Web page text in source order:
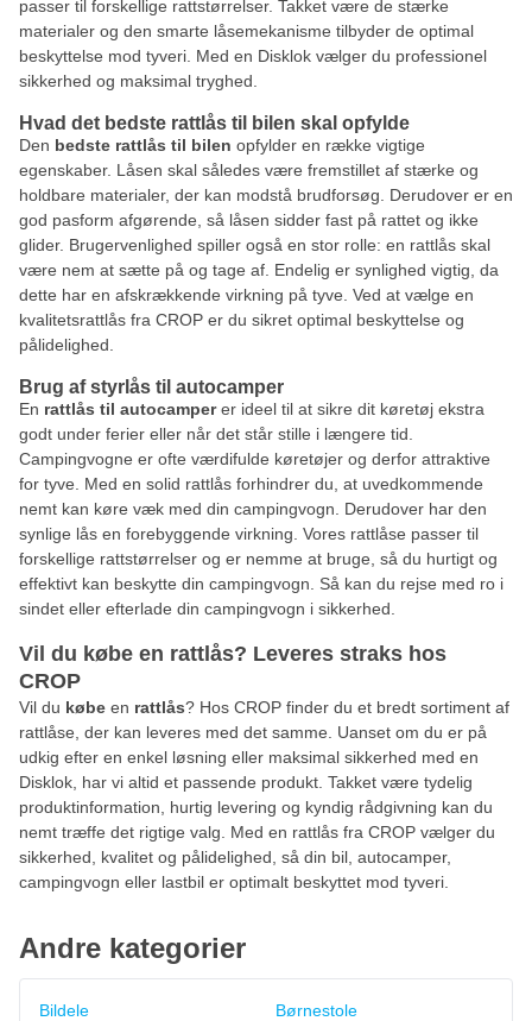
passer til forskellige rattstørrelser. Takket være de stærke
materialer og den smarte låsemekanisme tilbyder de optimal
beskyttelse mod tyveri. Med en Disklok vælger du professionel
sikkerhed og maksimal tryghed.
Hvad det bedste rattlås til bilen skal opfylde
Den bedste rattlås til bilen opfylder en række vigtige
egenskaber. Låsen skal således være fremstillet af stærke og
holdbare materialer, der kan modstå brudforsøg. Derudover er en
god pasform afgørende, så låsen sidder fast på rattet og ikke
glider. Brugervenlighed spiller også en stor rolle: en rattlås skal
være nem at sætte på og tage af. Endelig er synlighed vigtig, da
dette har en afskrækkende virkning på tyve. Ved at vælge en
kvalitetsrattlås fra CROP er du sikret optimal beskyttelse og
pålidelighed.
Brug af styrlås til autocamper
En rattlås til autocamperer ideel til at sikre dit køretøj ekstra
godt under ferier eller når det står stille i længere tid.
Campingvogne er ofte værdifulde køretøjer og derfor attraktive
for tyve. Med en solid rattlås forhindrer du, at uvedkommende
nemt kan køre væk med din campingvogn. Derudover har den
synlige lås en forebyggende virkning. Vores rattlåse passer til
forskellige rattstørrelser og er nemme at bruge, så du hurtigt og
effektivt kan beskytte din campingvogn. Så kan du rejse med ro i
sindet eller efterlade din campingvogn i sikkerhed.
Vil du købe en rattlås? Leveres straks hos
CROP
Vil du købe en rattlås? Hos CROP finder du et bredt sortiment af
rattlåse, der kan leveres med det samme. Uanset om du er på
udkig efter en enkel løsning eller maksimal sikkerhed med en
Disklok, har vi altid et passende produkt. Takket være tydelig
produktinformation, hurtig levering og kyndig rådgivning kan du
nemt træffe det rigtige valg. Med en rattlås fra CROP vælger du
sikkerhed, kvalitet og pålidelighed, så din bil, autocamper,
campingvogn eller lastbil er optimalt beskyttet mod tyveri.
Andre kategorier
Bildele
Børnestole